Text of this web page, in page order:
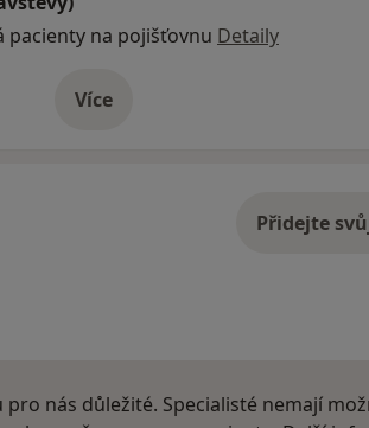
pacienty na pojišťovnu Detaily
Víceo adrese
Přidejte
pro nás důležité. Specialisté nemají